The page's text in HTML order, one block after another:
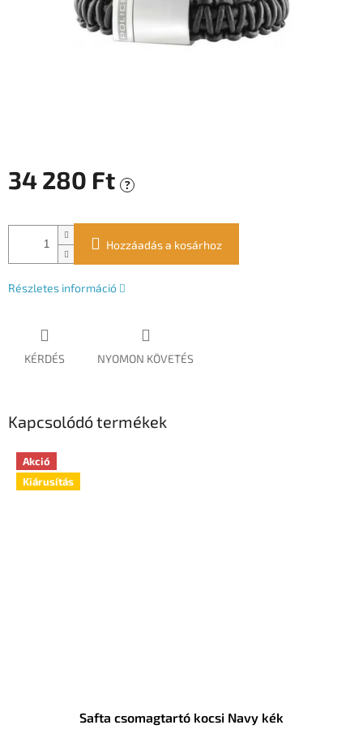
34 280 Ft ?
Hozzáadás a kosárhoz
Részletes információ
KÉRDÉS NYOMON KÖVETÉS
Kapcsolódó termékek
Akció
Kiárusítás
Safta csomagtartó kocsi Navy kék